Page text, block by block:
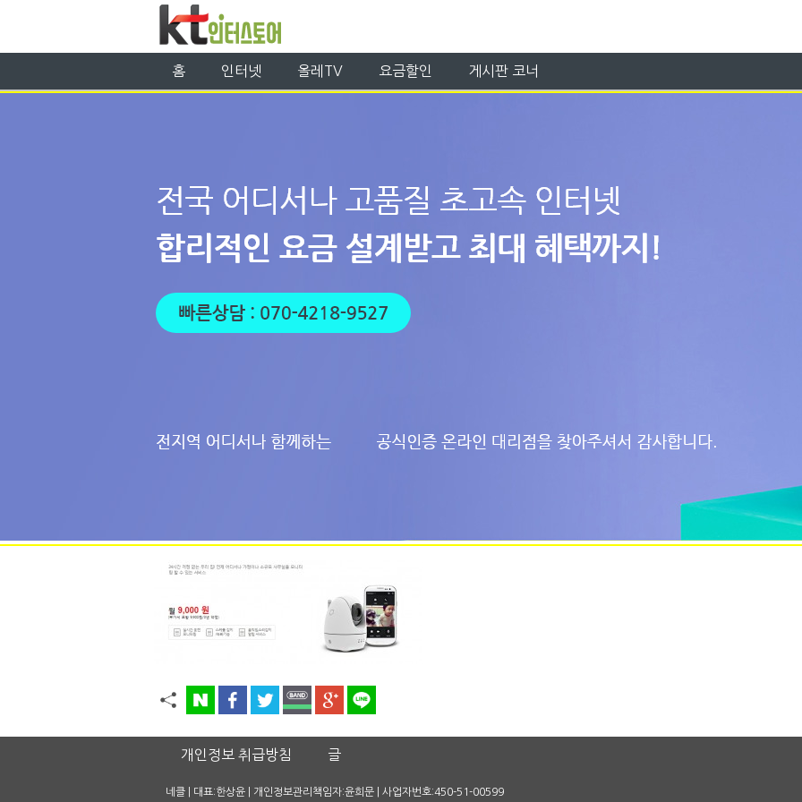
홈 인터넷 올레TV 요금할인 게시판 코너
개인정보 취급방침 글
네클 | 대표:한상윤 | 개인정보관리책임자:윤희문 | 사업자번호:450-51-00599